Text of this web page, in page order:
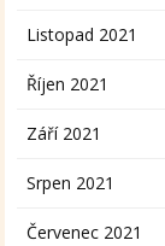
Listopad 2021
Říjen 2021
Září 2021
Srpen 2021
Červenec 2021